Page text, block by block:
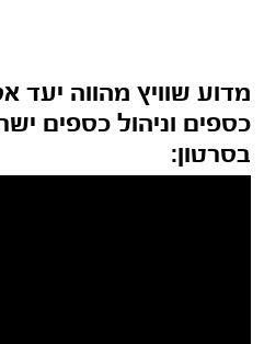
מדוע שוויץ מהווה יעד
כספים וניהול כספים
בסרטון: